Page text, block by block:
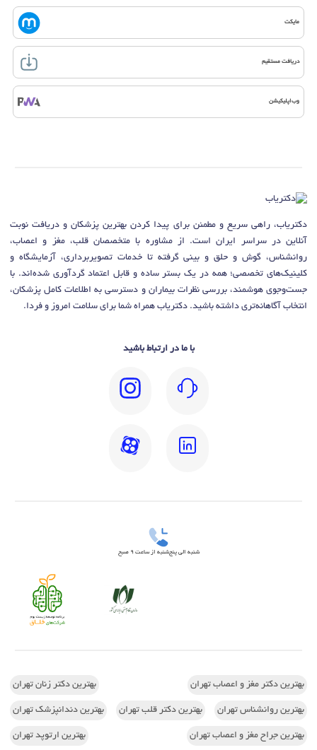
مایکت
دریافت مستقیم
وب‌اپلیکیشن
دکتریاب، راهی سریع و مطمئن برای پیدا کردن بهترین پزشکان و دریافت نوبت
آنلاین در سراسر ایران است. از مشاوره با متخصصان قلب، مغز و اعصاب،
روانشناس، گوش و حلق و بینی گرفته تا خدمات تصویربرداری، آزمایشگاه و
کلینیک‌های تخصصی؛ همه در یک بستر ساده و قابل اعتماد گردآوری شده‌اند. با
جست‌وجوی هوشمند، بررسی نظرات بیماران و دسترسی به اطلاعات کامل پزشکان،
انتخاب آگاهانه‌تری داشته باشید. دکتریاب همراه شما برای سلامت امروز و فردا.
با ما در ارتباط باشید
شنبه الی پنج‌شنبه از ساعت 9 صبح
بهترین دکتر مغز و اعصاب تهران بهترین دکتر زنان تهران
بهترین روانشناس تهران بهترین دکتر قلب تهران بهترین دندانپزشک تهران
بهترین جراح مغز و اعصاب تهران بهترین ارتوپد تهران